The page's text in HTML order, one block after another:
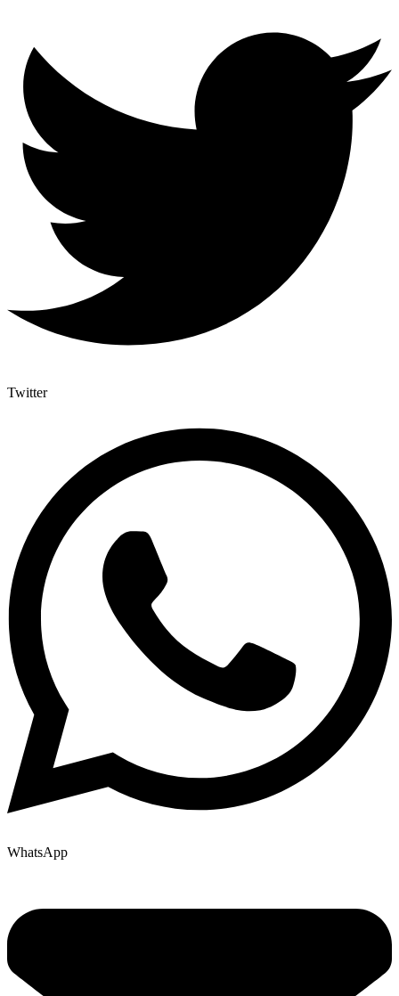
Twitter
WhatsApp